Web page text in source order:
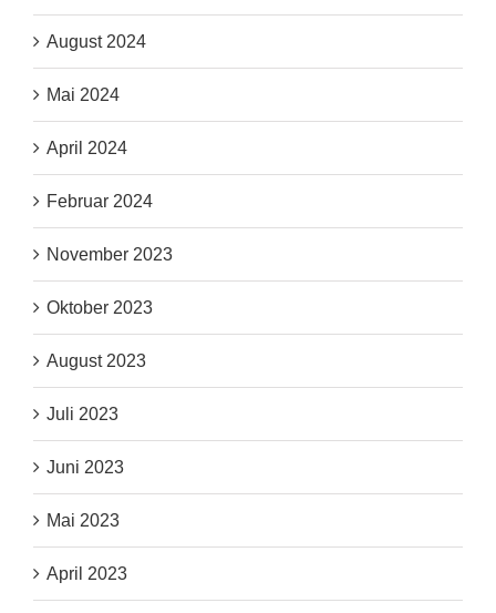
August 2024
Mai 2024
April 2024
Februar 2024
November 2023
Oktober 2023
August 2023
Juli 2023
Juni 2023
Mai 2023
April 2023